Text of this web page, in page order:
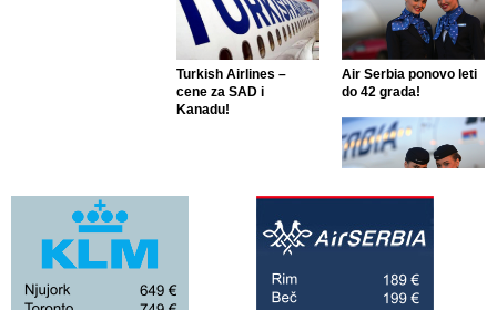
Turkish Airlines –
cene za SAD i
Kanadu!
Air Serbia ponovo leti
do 42 grada!
Air Serbia ponovo leti